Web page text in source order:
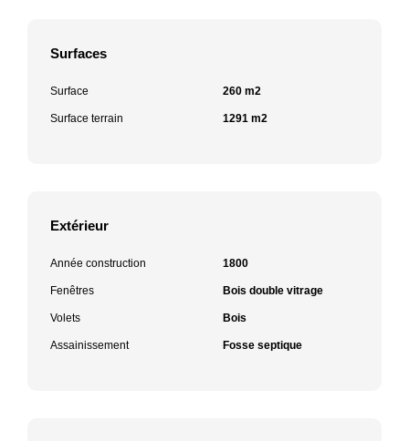
Surfaces
Surface 260 m2
Surface terrain 1291 m2
Extérieur
Année construction 1800
Fenêtres Bois double vitrage
Volets Bois
Assainissement Fosse septique